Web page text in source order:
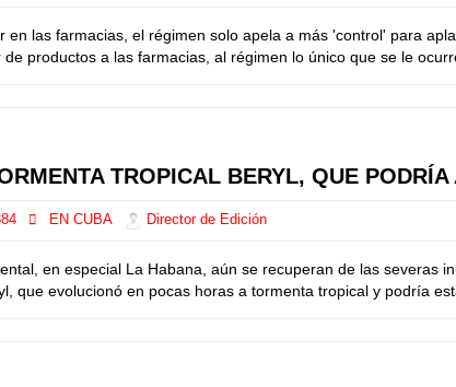
en las farmacias, el régimen solo apela a más 'control' para
productos a las farmacias, al régimen lo único que se le
TROPICAL BERYL, QUE
EN CUBA Director de Edición
en especial La Habana, aún se recuperan de las severas
que evolucionó en pocas horas a tormenta tropical y podría